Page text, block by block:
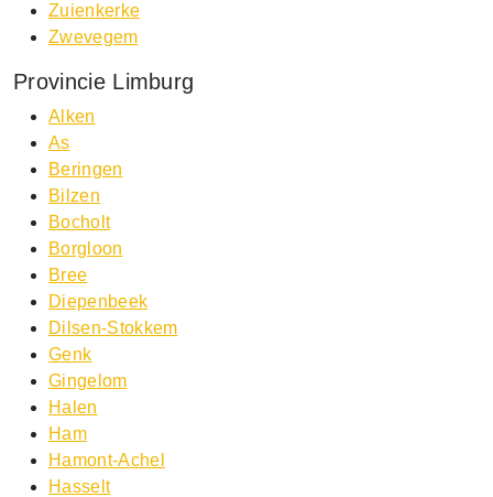
Zuienkerke
Zwevegem
Provincie Limburg
Alken
As
Beringen
Bilzen
Bocholt
Borgloon
Bree
Diepenbeek
Dilsen-Stokkem
Genk
Gingelom
Halen
Ham
Hamont-Achel
Hasselt